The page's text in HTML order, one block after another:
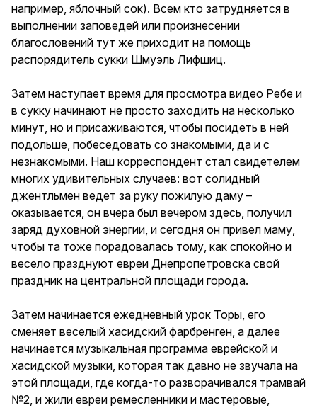
например, яблочный сок). Всем кто затрудняется в
выполнении заповедей или произнесении
благословений тут же приходит на помощь
распорядитель сукки Шмуэль Лифшиц.
Затем наступает время для просмотра видео Ребе и
в сукку начинают не просто заходить на несколько
минут, но и присаживаются, чтобы посидеть в ней
подольше, побеседовать со знакомыми, да и с
незнакомыми. Наш корреспондент стал свидетелем
многих удивительных случаев: вот солидный
джентльмен ведет за руку пожилую даму –
оказывается, он вчера был вечером здесь, получил
заряд духовной энергии, и сегодня он привел маму,
чтобы та тоже порадовалась тому, как спокойно и
весело празднуют евреи Днепропетровска свой
праздник на центральной площади города.
Затем начинается ежедневный урок Торы, его
сменяет веселый хасидский фарбренген, а далее
начинается музыкальная программа еврейской и
хасидской музыки, которая так давно не звучала на
этой площади, где когда-то разворачивался трамвай
№2, и жили евреи ремесленники и мастеровые,